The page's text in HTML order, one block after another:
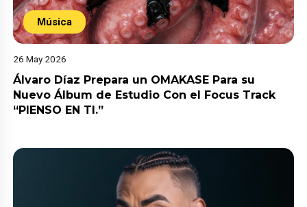
Música
26 May 2026
Álvaro Díaz Prepara un OMAKASE Para su
Nuevo Álbum de Estudio Con el Focus Track
“PIENSO EN TI.”